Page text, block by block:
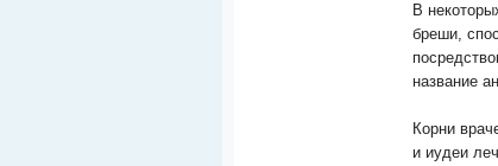
В
бреши,
название
Корни
и иудеи